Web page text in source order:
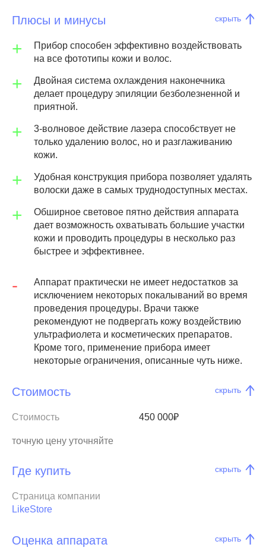
Плюсы и минусы скрыть
Прибор способен эффективно воздействовать
на все фототипы кожи и волос.
Двойная система охлаждения наконечника
делает процедуру эпиляции безболезненной и
приятной.
3-волновое действие лазера способствует не
только удалению волос, но и разглаживанию
кожи.
Удобная конструкция прибора позволяет удалять
волоски даже в самых труднодоступных местах.
Обширное световое пятно действия аппарата
дает возможность охватывать большие участки
кожи и проводить процедуры в несколько раз
быстрее и эффективнее.
Аппарат практически не имеет недостатков за
исключением некоторых покалываний во время
проведения процедуры. Врачи также
рекомендуют не подвергать кожу воздействию
ультрафиолета и косметических препаратов.
Кроме того, применение прибора имеет
некоторые ограничения, описанные чуть ниже.
Стоимость скрыть
Стоимость 450 000₽
точную цену уточняйте
Где купить скрыть
Страница компании
LikeStore
Оценка аппарата скрыть